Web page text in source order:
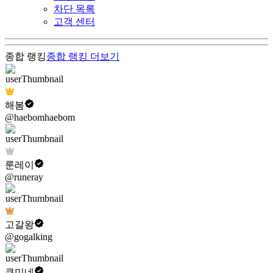
차단 목록
고객 센터
종합 랭킹종합 랭킹 더보기
해봄
@haebomhaebom
룬레이
@runeray
고갈왕
@gogalking